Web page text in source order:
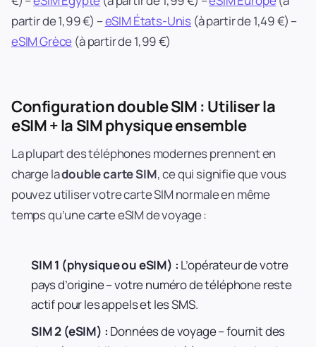
partir de 1,99 €) –eSIM États-Unis (à partir de 1,49 €) –
eSIM Grèce (à partir de 1,99 €)
Configuration double SIM : Utiliser la
eSIM + la SIM physique ensemble
La plupart des téléphones modernes prennent en
charge ladouble carte SIM, ce qui signifie que vous
pouvez utiliser votre carte SIM normale en même
temps qu’une carte eSIM de voyage :
SIM 1 (physique ou eSIM) : L’opérateur de votre
pays d’origine – votre numéro de téléphone reste
actif pour les appels et les SMS.
SIM 2 (eSIM) : Données de voyage – fournit des